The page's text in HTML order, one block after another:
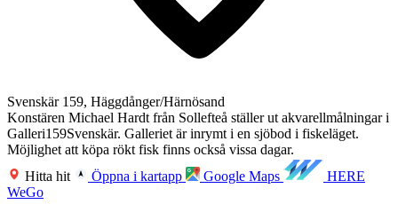
Svenskär 159, Häggdånger/Härnösand
Konstären Michael Hardt från Sollefteå ställer ut akvarellmålningar i
Galleri159Svenskär. Galleriet är inrymt i en sjöbod i fiskeläget.
Möjlighet att köpa rökt fisk finns också vissa dagar.
Hitta hit
Öppna i kartapp Google Maps
HERE
WeGo